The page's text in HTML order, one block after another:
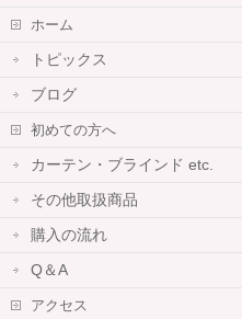
ホーム
トピックス
ブログ
初めての方へ
カーテン・ブラインド etc.
その他取扱商品
購入の流れ
Q＆A
アクセス